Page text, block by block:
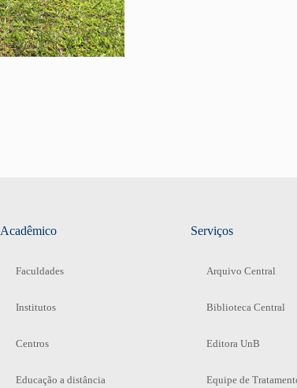
Acadêmico
Faculdades
Institutos
Centros
Educação a distância
Serviços
Arquivo Central
Biblioteca Central
Editora UnB
Equipe de